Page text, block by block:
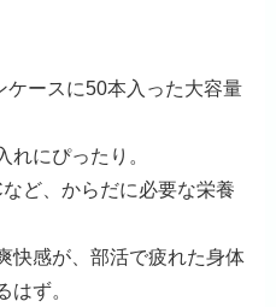
ケースに50本入った大容量
れにぴったり。
ど、からだに必要な栄養
快感が、部活で疲れた身体
はず。